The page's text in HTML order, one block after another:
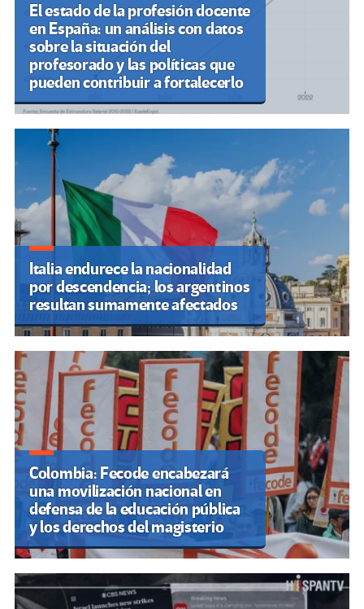
El estado de la profesión docente
en España: un análisis con datos
sobre la situación del
profesorado y las políticas que
pueden contribuir a fortalecerlo
Italia endurece la nacionalidad
por descendencia; los argentinos
resultan sumamente afectados
Colombia: Fecode encabezará
una movilización nacional en
defensa de la educación pública
y los derechos del magisterio